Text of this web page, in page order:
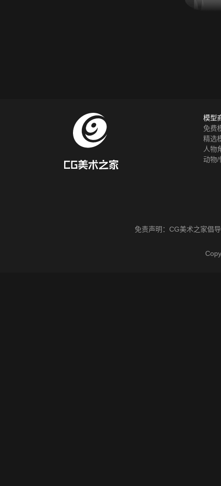
模型
免费
精选
人物
动物/
免责声明： CG美术之家倡